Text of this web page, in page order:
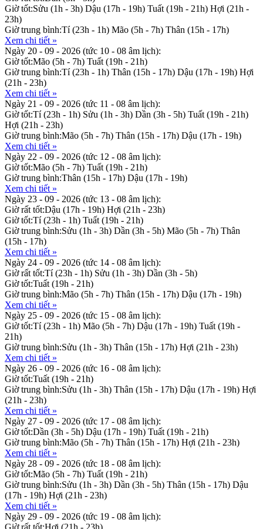
Giờ tốt:Sửu (1h - 3h) Dậu (17h - 19h) Tuất (19h - 21h) Hợi (21h -
23h)
Giờ trung bình:Tí (23h - 1h) Mão (5h - 7h) Thân (15h - 17h)
Xem chi tiết »
Ngày 20 - 09 - 2026 (tức 10 - 08 âm lịch):
Giờ tốt:Mão (5h - 7h) Tuất (19h - 21h)
Giờ trung bình:Tí (23h - 1h) Thân (15h - 17h) Dậu (17h - 19h) Hợi
(21h - 23h)
Xem chi tiết »
Ngày 21 - 09 - 2026 (tức 11 - 08 âm lịch):
Giờ tốt:Tí (23h - 1h) Sửu (1h - 3h) Dần (3h - 5h) Tuất (19h - 21h)
Hợi (21h - 23h)
Giờ trung bình:Mão (5h - 7h) Thân (15h - 17h) Dậu (17h - 19h)
Xem chi tiết »
Ngày 22 - 09 - 2026 (tức 12 - 08 âm lịch):
Giờ tốt:Mão (5h - 7h) Tuất (19h - 21h)
Giờ trung bình:Thân (15h - 17h) Dậu (17h - 19h)
Xem chi tiết »
Ngày 23 - 09 - 2026 (tức 13 - 08 âm lịch):
Giờ rất tốt:Dậu (17h - 19h) Hợi (21h - 23h)
Giờ tốt:Tí (23h - 1h) Tuất (19h - 21h)
Giờ trung bình:Sửu (1h - 3h) Dần (3h - 5h) Mão (5h - 7h) Thân
(15h - 17h)
Xem chi tiết »
Ngày 24 - 09 - 2026 (tức 14 - 08 âm lịch):
Giờ rất tốt:Tí (23h - 1h) Sửu (1h - 3h) Dần (3h - 5h)
Giờ tốt:Tuất (19h - 21h)
Giờ trung bình:Mão (5h - 7h) Thân (15h - 17h) Dậu (17h - 19h)
Xem chi tiết »
Ngày 25 - 09 - 2026 (tức 15 - 08 âm lịch):
Giờ tốt:Tí (23h - 1h) Mão (5h - 7h) Dậu (17h - 19h) Tuất (19h -
21h)
Giờ trung bình:Sửu (1h - 3h) Thân (15h - 17h) Hợi (21h - 23h)
Xem chi tiết »
Ngày 26 - 09 - 2026 (tức 16 - 08 âm lịch):
Giờ tốt:Tuất (19h - 21h)
Giờ trung bình:Sửu (1h - 3h) Thân (15h - 17h) Dậu (17h - 19h) Hợi
(21h - 23h)
Xem chi tiết »
Ngày 27 - 09 - 2026 (tức 17 - 08 âm lịch):
Giờ tốt:Dần (3h - 5h) Dậu (17h - 19h) Tuất (19h - 21h)
Giờ trung bình:Mão (5h - 7h) Thân (15h - 17h) Hợi (21h - 23h)
Xem chi tiết »
Ngày 28 - 09 - 2026 (tức 18 - 08 âm lịch):
Giờ tốt:Mão (5h - 7h) Tuất (19h - 21h)
Giờ trung bình:Sửu (1h - 3h) Dần (3h - 5h) Thân (15h - 17h) Dậu
(17h - 19h) Hợi (21h - 23h)
Xem chi tiết »
Ngày 29 - 09 - 2026 (tức 19 - 08 âm lịch):
Giờ rất tốt:Hợi (21h - 23h)